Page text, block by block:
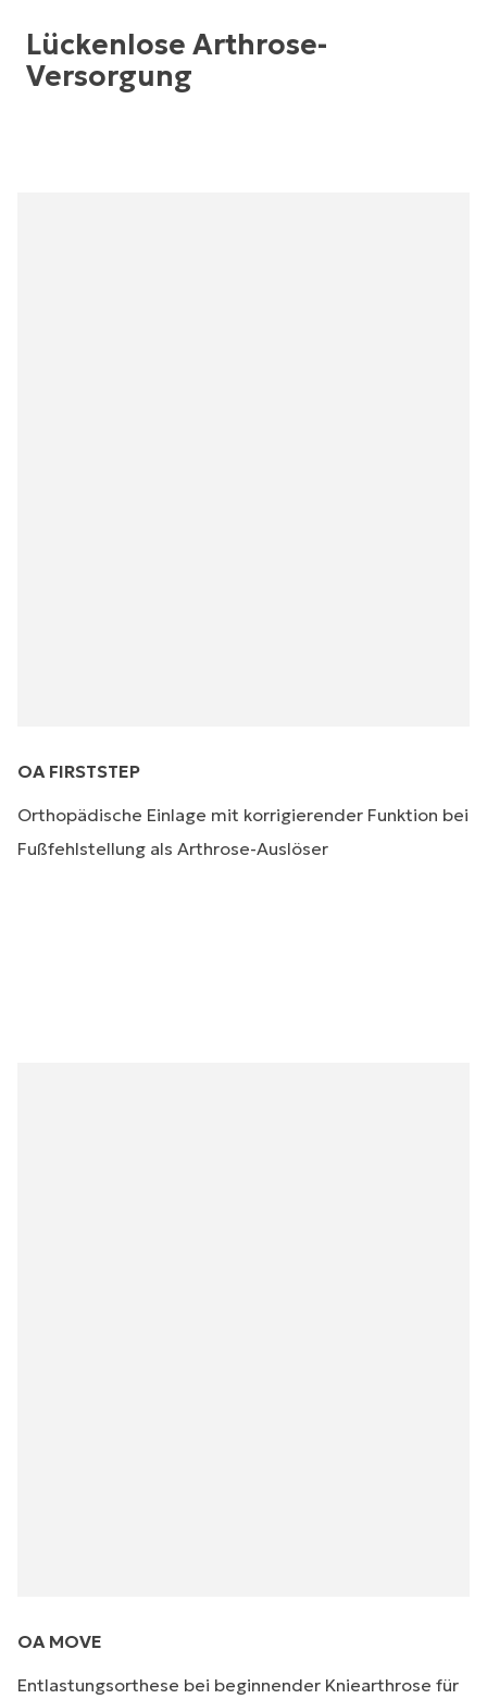
Lückenlose Arthrose-
Versorgung
OA FIRSTSTEP
Orthopädische Einlage mit korrigierender Funktion bei
Fußfehlstellung als Arthrose-Auslöser
OA MOVE
Entlastungsorthese bei beginnender Kniearthrose für